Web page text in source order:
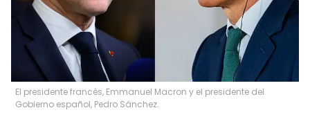
El presidente francés, Emmanuel Macron y el presidente del
Gobierno español, Pedro Sánchez.